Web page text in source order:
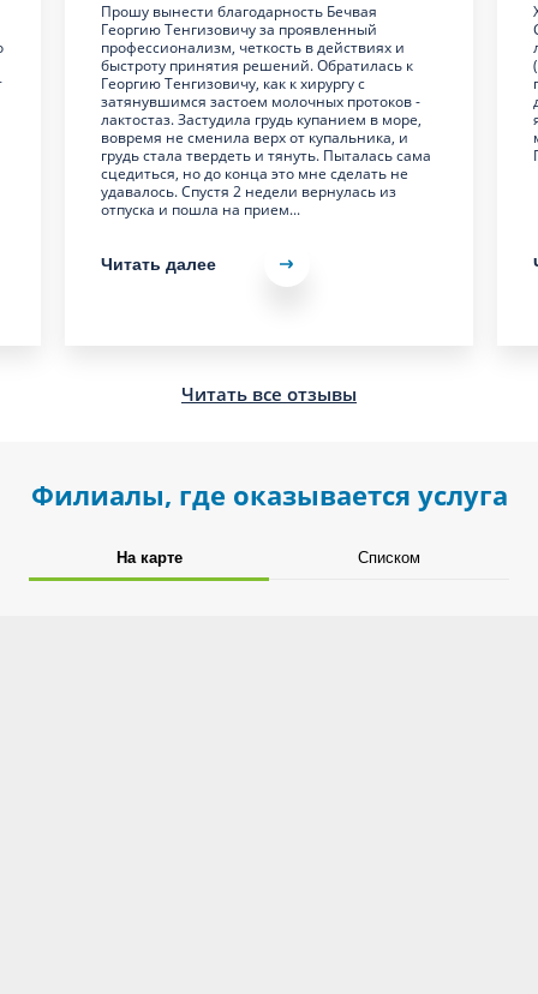
Прошу вынести благодарность Бечвая
Георгию Тенгизовичу за проявленный
профессионализм, четкость в действиях и
быстроту принятия решений. Обратилась к
Георгию Тенгизовичу, как к хирургу с
затянувшимся застоем молочных протоков -
лактостаз. Застудила грудь купанием в море,
вовремя не сменила верх от купальника, и
грудь стала твердеть и тянуть. Пыталась сама
сцедиться, но до конца это мне сделать не
удавалось. Спустя 2 недели вернулась из
отпуска и пошла на прием...
Читать далее
Читать все отзывы
Филиалы, где оказывается услуга
На карте Списком